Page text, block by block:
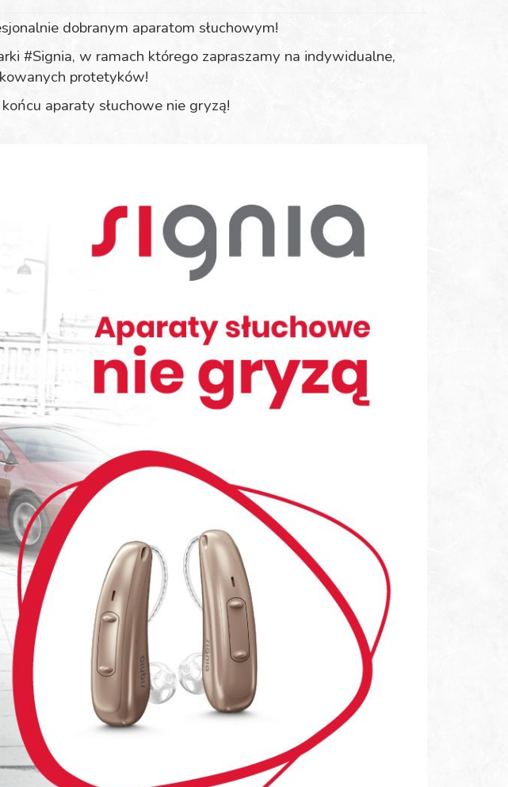
dobranym aparatom słuchowym!
#Signia, w ramach którego zapraszamy na indywidualne,
protetyków!
aparaty słuchowe nie gryzą!